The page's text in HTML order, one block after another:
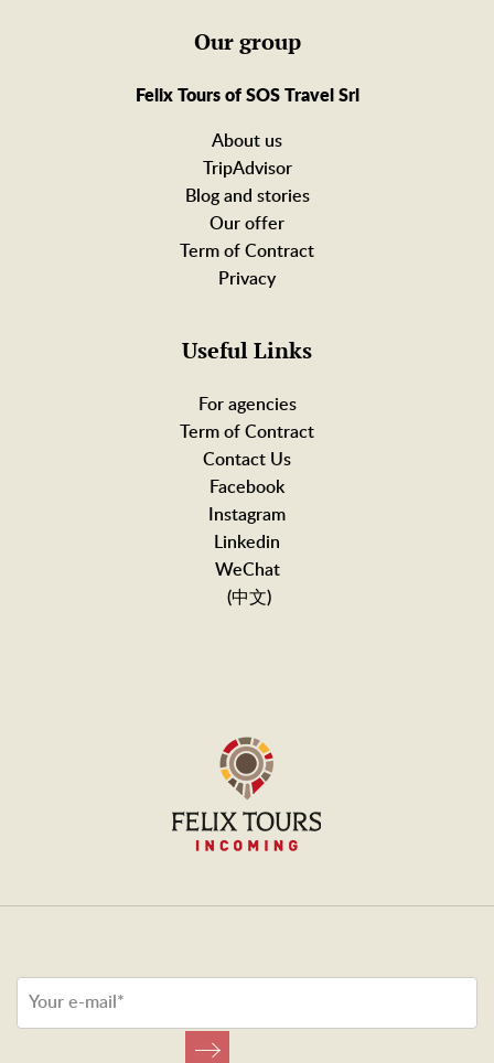
Our group
Felix Tours of SOS Travel Srl
About us
TripAdvisor
Blog and stories
Our offer
Term of Contract
Privacy
Useful Links
For agencies
Term of Contract
Contact Us
Facebook
Instagram
Linkedin
WeChat
(中文)